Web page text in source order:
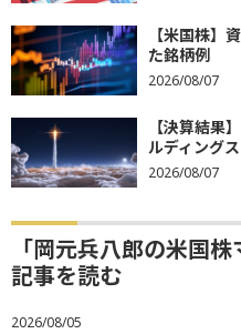
【米国株】
た銘柄例
2026/08/07
【決算結果
ルディング
2026/08/07
「岡元兵八郎の米国
記事を読む
2026/08/05